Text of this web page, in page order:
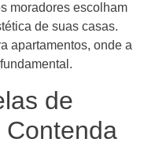
moradores escolham
de suas casas.
apartamentos, onde a
de